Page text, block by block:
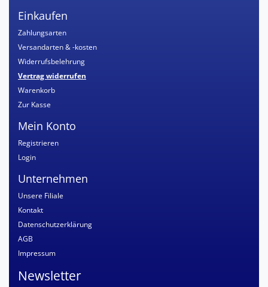
Einkaufen
Zahlungsarten
Versandarten & -kosten
Widerrufsbelehrung
Vertrag widerrufen
Warenkorb
Zur Kasse
Mein Konto
Registrieren
Login
Unternehmen
Unsere Filiale
Kontakt
Datenschutzerklärung
AGB
Impressum
Newsletter